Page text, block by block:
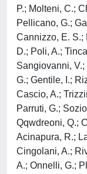
P.; Molteni, C.;
Pellicano, G.;
Cannizzo, E. S.;
D.; Poli, A.;
Sangiovanni,
G.; Gentile, I.;
Cascio, A.;
Parruti, G.;
Qqwdreoni, Q.;
Acinapura, R.;
Cingolani, A.;
A.; Onnelli, G.;